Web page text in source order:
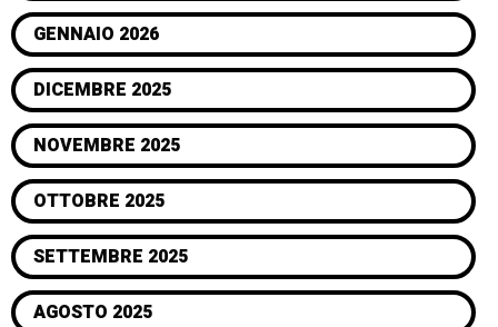
GENNAIO 2026
DICEMBRE 2025
NOVEMBRE 2025
OTTOBRE 2025
SETTEMBRE 2025
AGOSTO 2025